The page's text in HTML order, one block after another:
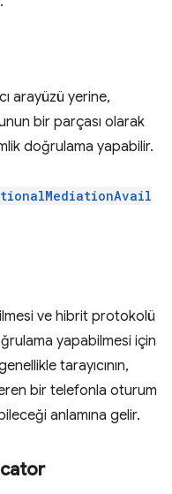
arayüzü yerine,
bir parçası olarak
doğrulama yapabilir.
ve hibrit protokolü
yapabilmesi için
tarayıcının,
bir telefonla oturum
anlamına gelir.